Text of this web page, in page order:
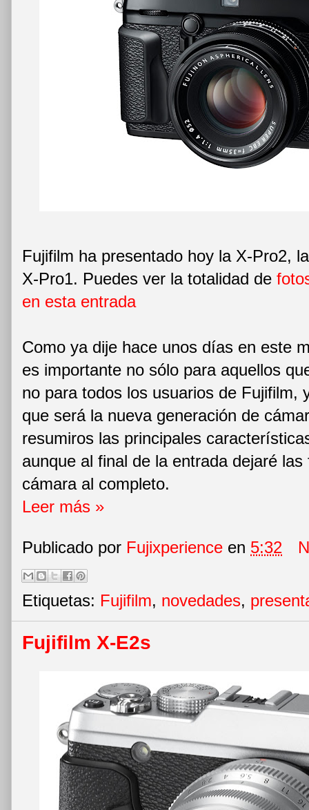
Fujifilm ha presentado hoy la X-Pro2,
X-Pro1. Puedes ver la totalidad de
en esta entrada
Como ya dije hace unos días en este
es importante no sólo para aquellos
no para todos los usuarios de Fujifilm,
que será la nueva generación de
resumiros las principales
aunque al final de la entrada dejaré
cámara al completo.
Leer más »
Publicado por Fujixperience en 5:32
Etiquetas: Fujifilm, novedades,
Fujifilm X-E2s